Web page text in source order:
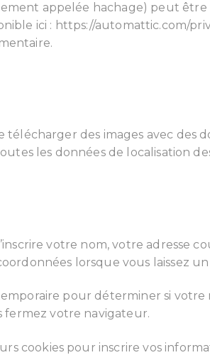
appelée hachage) peut
ici : https://automattic.com/
des images avec des
les données de localisation
votre nom, votre adresse
lorsque vous laissez
pour déterminer si votre
votre navigateur.
cookies pour inscrire vos